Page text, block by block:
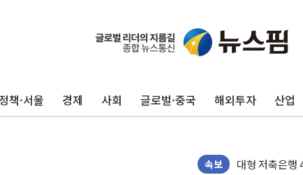
정책·서울 경제 사회 글로벌·중국 해외투자 산업
속보
野 의원 42명, '
IPARK현대
현대해상, 유
서울 노원